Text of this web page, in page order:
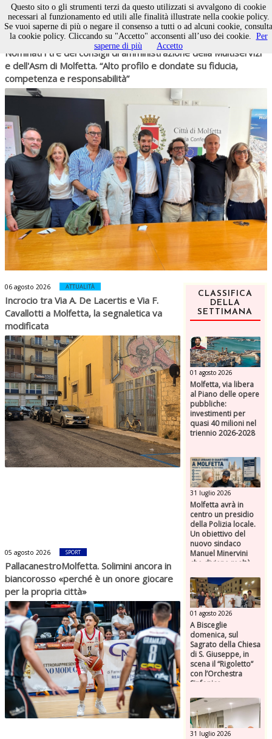
06 agosto 2026 ATTUALITÀ
Nominati i tre dei consigli di amministrazione della Multiservizi
e dell'Asm di Molfetta. “Alto profilo e dondate su fiducia,
competenza e responsabilità”
06 agosto 2026 ATTUALITÀ
Incrocio tra Via A. De Lacertis e Via F.
Cavallotti a Molfetta, la segnaletica va
modificata
05 agosto 2026 SPORT
PallacanestroMolfetta. Solimini ancora in
biancorosso «perché è un onore giocare
per la propria città»
CLASSIFICA
DELLA
SETTIMANA
01 agosto 2026
Molfetta, via libera
al Piano delle opere
pubbliche:
investimenti per
quasi 40 milioni nel
triennio 2026-2028
31 luglio 2026
Molfetta avrà in
centro un presidio
della Polizia locale.
Un obiettivo del
nuovo sindaco
Manuel Minervini
che diviene realtà,
maggiore efficienza
e presenza sul
territorio
01 agosto 2026
A Bisceglie
domenica, sul
Sagrato della Chiesa
di S. Giuseppe, in
scena il “Rigoletto”
con l’Orchestra
Sinfonica
31 luglio 2026
Questo sito o gli strumenti terzi da questo utilizzati si avvalgono di cookie
necessari al funzionamento ed utili alle finalità illustrate nella cookie policy.
Se vuoi saperne di più o negare il consenso a tutti o ad alcuni cookie, consulta
la cookie policy. Cliccando su "Accetto" acconsenti all’uso dei cookie. Per
saperne di più
Accetto